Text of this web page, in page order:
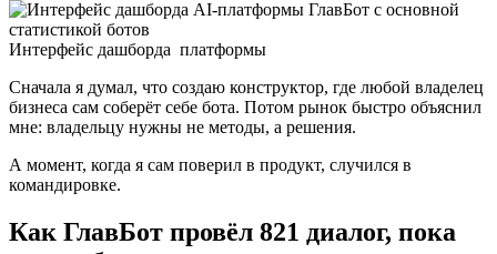
Интерфейс дашборда платформы
Сначала я думал, что создаю конструктор, где любой владелец
бизнеса сам соберёт себе бота. Потом рынок быстро объяснил
мне: владельцу нужны не методы, а решения.
А момент, когда я сам поверил в продукт, случился в
командировке.
Как ГлавБот провёл 821 диалог, пока